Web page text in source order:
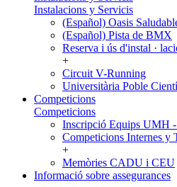
Instalacions y Servicis
(Español) Oasis
(Español) Pista de BMX
Reserva i ús d'instal ·
+
Circuit V-Running
Universitària Poble
Competicions
Competicions
Inscripció Equips UMH
Competicions Internes y
+
Memòries CADU i CEU
Informació sobre assegurances